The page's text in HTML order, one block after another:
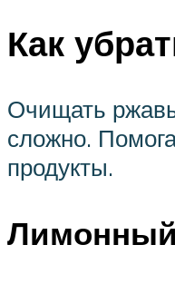
Как
Очищать
сложно.
продукты.